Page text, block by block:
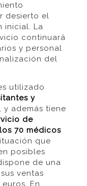
desierto el
inicial. La
continuará
y personal
del
utilizado
y
, y además tiene
de
70 médicos
que
posibles
de una
ventas
En